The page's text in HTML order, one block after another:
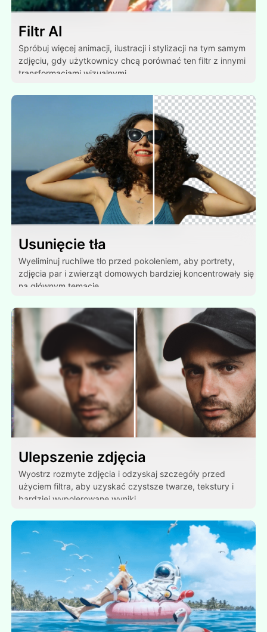
Filtr AI
Spróbuj więcej animacji, ilustracji i stylizacji na tym samym
zdjęciu, gdy użytkownicy chcą porównać ten filtr z innymi
transformacjami wizualnymi.
Usunięcie tła
Wyeliminuj ruchliwe tło przed pokoleniem, aby portrety,
zdjęcia par i zwierząt domowych bardziej koncentrowały się
na głównym temacie.
Ulepszenie zdjęcia
Wyostrz rozmyte zdjęcia i odzyskaj szczegóły przed
użyciem filtra, aby uzyskać czystsze twarze, tekstury i
bardziej wypolerowane wyniki.